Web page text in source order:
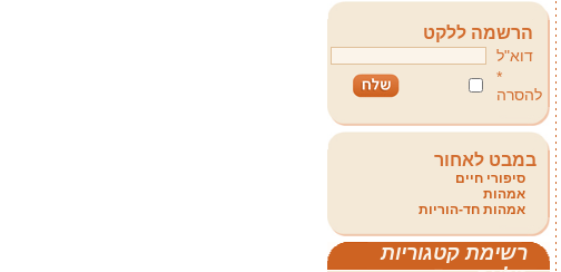
הרשמה ללקט
דוא"ל
*
להסרה
במבט לאחור
סיפורי חיים
אמהות
אמהות חד-הוריות
רשימת קטגוריות